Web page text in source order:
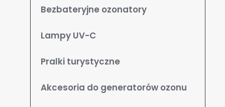
Bezbateryjne ozonatory
Lampy UV-C
Pralki turystyczne
Akcesoria do generatorów ozonu
poprawy działania serwisu, personalizacji treści, oraz